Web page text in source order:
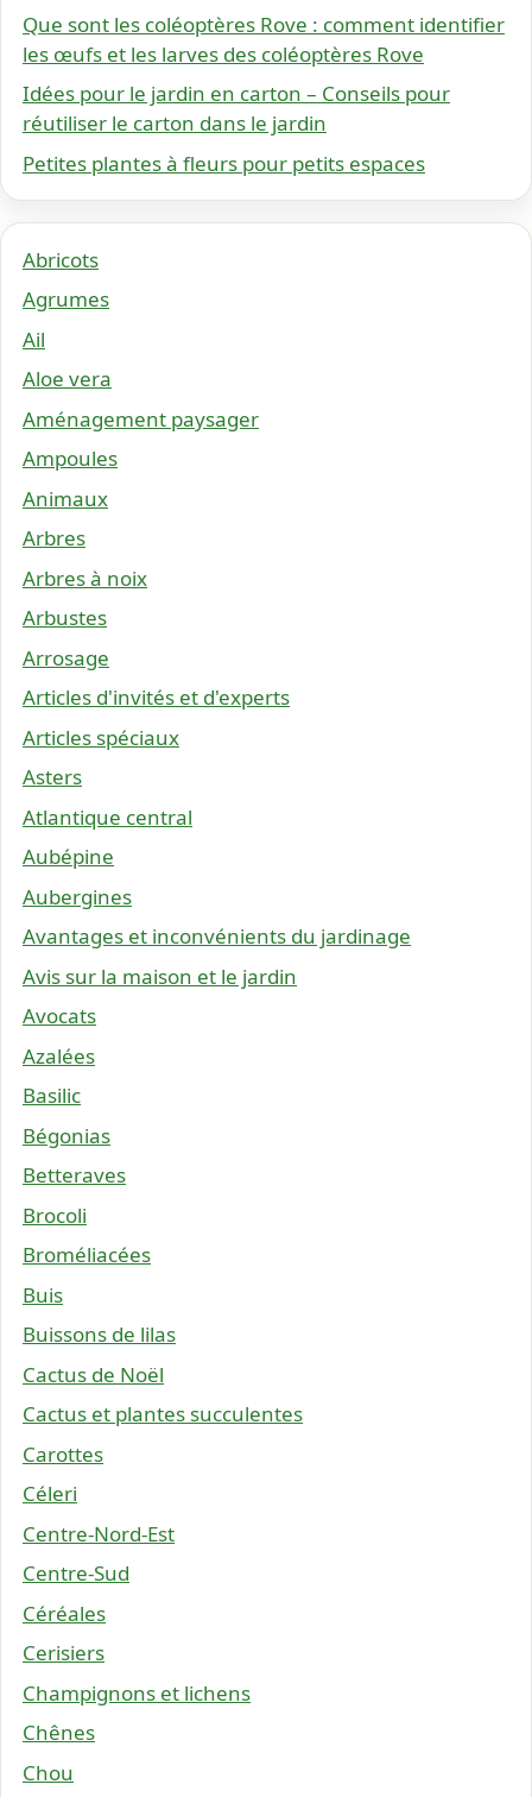
Que sont les coléoptères Rove : comment identifier
les œufs et les larves des coléoptères Rove
Idées pour le jardin en carton – Conseils pour
réutiliser le carton dans le jardin
Petites plantes à fleurs pour petits espaces
Abricots
Agrumes
Ail
Aloe vera
Aménagement paysager
Ampoules
Animaux
Arbres
Arbres à noix
Arbustes
Arrosage
Articles d'invités et d'experts
Articles spéciaux
Asters
Atlantique central
Aubépine
Aubergines
Avantages et inconvénients du jardinage
Avis sur la maison et le jardin
Avocats
Azalées
Basilic
Bégonias
Betteraves
Brocoli
Broméliacées
Buis
Buissons de lilas
Cactus de Noël
Cactus et plantes succulentes
Carottes
Céleri
Centre-Nord-Est
Centre-Sud
Céréales
Cerisiers
Champignons et lichens
Chênes
Chou